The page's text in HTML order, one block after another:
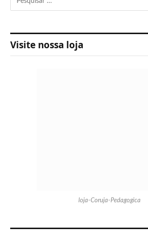
Visite nossa loja
loja-Coruja-Pedagogica